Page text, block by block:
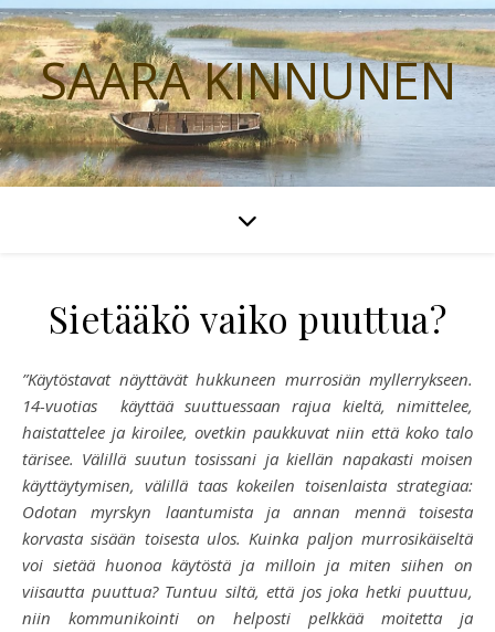
SAARA KINNUNEN
Sietääkö vaiko puuttua?
”Käytöstavat näyttävät hukkuneen murrosiän myllerrykseen.
14-vuotias käyttää suuttuessaan rajua kieltä, nimittelee,
haistattelee ja kiroilee, ovetkin paukkuvat niin että koko talo
tärisee. Välillä suutun tosissani ja kiellän napakasti moisen
käyttäytymisen, välillä taas kokeilen toisenlaista strategiaa:
Odotan myrskyn laantumista ja annan mennä toisesta
korvasta sisään toisesta ulos. Kuinka paljon murrosikäiseltä
voi sietää huonoa käytöstä ja milloin ja miten siihen on
viisautta puuttua? Tuntuu siltä, että jos joka hetki puuttuu,
niin kommunikointi on helposti pelkkää moitetta ja